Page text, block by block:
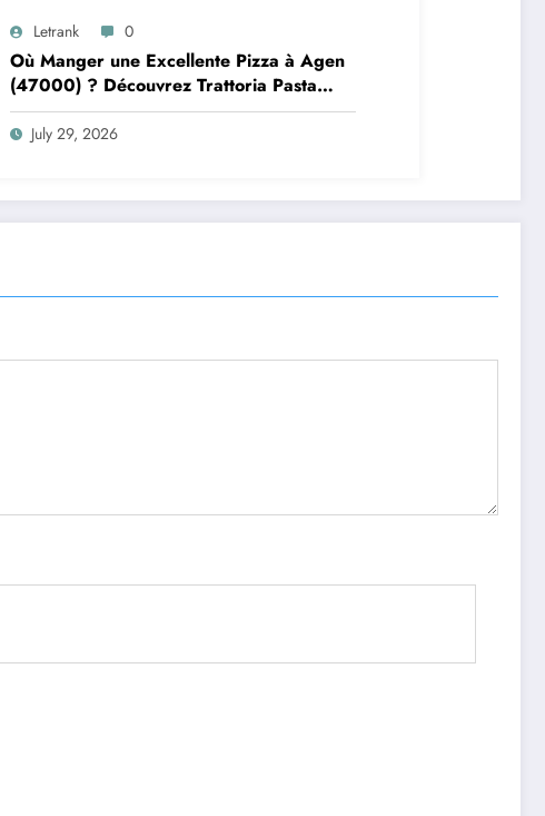
Letrank 0
Où Manger une Excellente Pizza à Agen
(47000) ? Découvrez Trattoria Pasta
Pizza Brax
July 29, 2026